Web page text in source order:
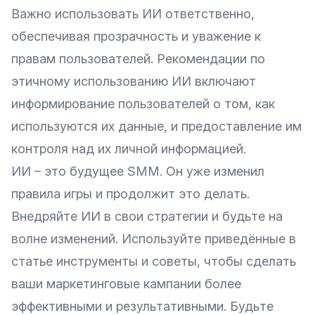
Важно использовать ИИ ответственно,
обеспечивая прозрачность и уважение к
правам пользователей. Рекомендации по
этичному использованию ИИ включают
информирование пользователей о том, как
используются их данные, и предоставление им
контроля над их личной информацией.
ИИ – это будущее SMM. Он уже изменил
правила игры и продолжит это делать.
Внедряйте ИИ в свои стратегии и будьте на
волне изменений. Используйте приведённые в
статье инструменты и советы, чтобы сделать
ваши маркетинговые кампании более
эффективными и результативными. Будьте